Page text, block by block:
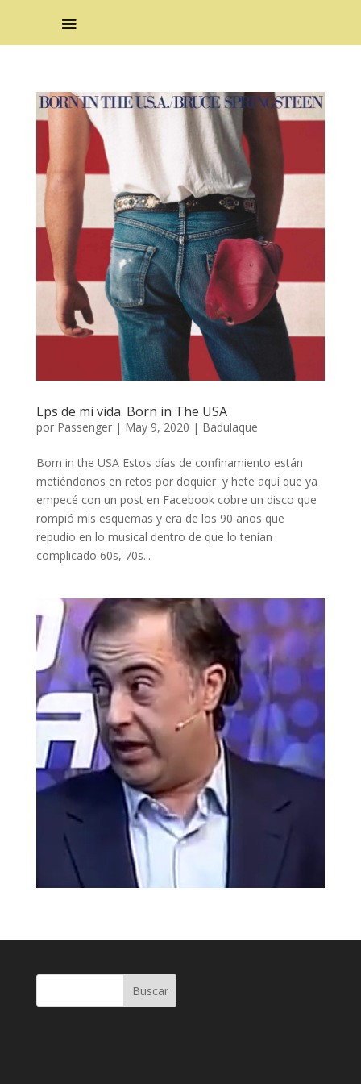
Lps de mi vida. Born in The USA
por Passenger| May 9, 2020 | Badulaque
Born in the USA Estos días de confinamiento están
metiéndonos en retos por doquier y hete aquí que ya
empecé con un post en Facebook cobre un disco que
rompió mis esquemas y era de los 90 años que
repudio en lo musical dentro de que lo tenían
complicado 60s, 70s...